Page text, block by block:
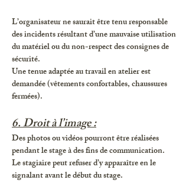
L’organisateur ne saurait être tenu responsable
des incidents résultant d’une mauvaise utilisation
du matériel ou du non-respect des consignes de
sécurité.
Une tenue adaptée au travail en atelier est
demandée (vêtements confortables, chaussures
fermées).
6. Droit à l’image :
Des photos ou vidéos pourront être réalisées
pendant le stage à des fins de communication.
Le stagiaire peut refuser d’y apparaître en le
signalant avant le début du stage.